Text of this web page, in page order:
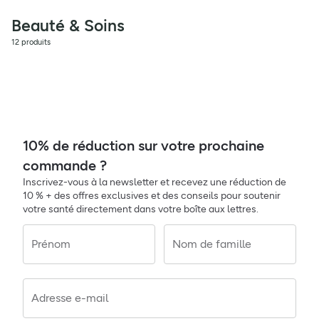
Beauté & Soins
12 produits
10% de réduction sur votre prochaine
commande ?
Inscrivez-vous à la newsletter et recevez une réduction de
10 % + des offres exclusives et des conseils pour soutenir
votre santé directement dans votre boîte aux lettres.
Prénom Nom de famille
Adresse e-mail